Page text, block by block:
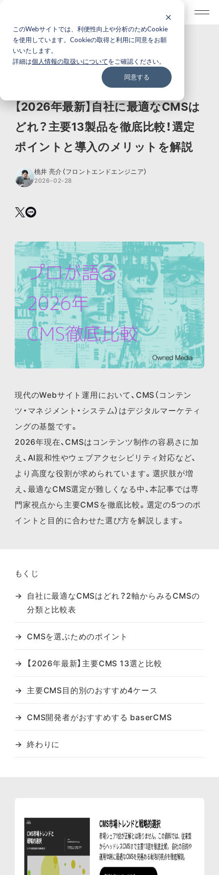
このWebサイトでは、利便性向上や分析のためCookie
を使用しています。Cookieの取得と利用に同意をお願
いいたします。
詳細は個人情報の取扱いについてをご確認ください。
同意する
ナレッジ・ノウハウ
【2026年最新】自社に最適なCMSは
どれ？主要13製品を徹底比較！選定
ポイントと導入のメリットを解説
桃井 亮介（フロントエンドエンジニア）
2026-02-28
現代のWebサイト運用において、CMS（コンテン
ツ・マネジメント・システム）はデジタルマーケティ
ングの基盤です。
2026年現在、CMSはコンテンツ制作の容易さに加
え、AI親和性やウェブアクセシビリティ対応など、
より高度な役割が求められています。選択肢が増
え、最適なCMS選定が難しくなる中、本記事では専
門家視点から主要CMSを徹底比較。選定の5つのポ
イントと目的に合わせた選び方を解説します。
もくじ
自社に最適なCMSはどれ？2軸からみるCMSの
分類と比較表
CMSを選ぶためのポイント
【2026年最新】主要CMS 13選と比較
主要CMS目的別のおすすめ4ケース
CMS開発者がおすすめする baserCMS
終わりに